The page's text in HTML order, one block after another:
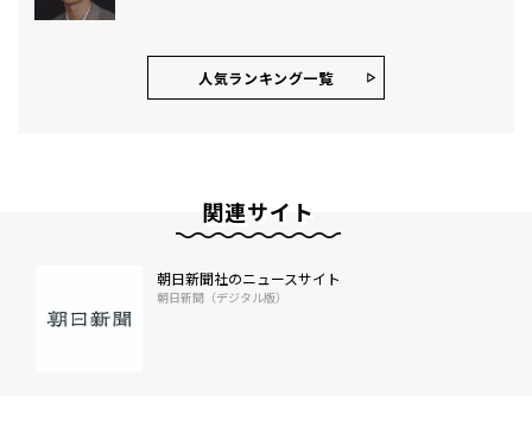
人気ランキング⼀覧
関連サイト
朝日新聞社のニュースサイト
朝日新聞（デジタル版）